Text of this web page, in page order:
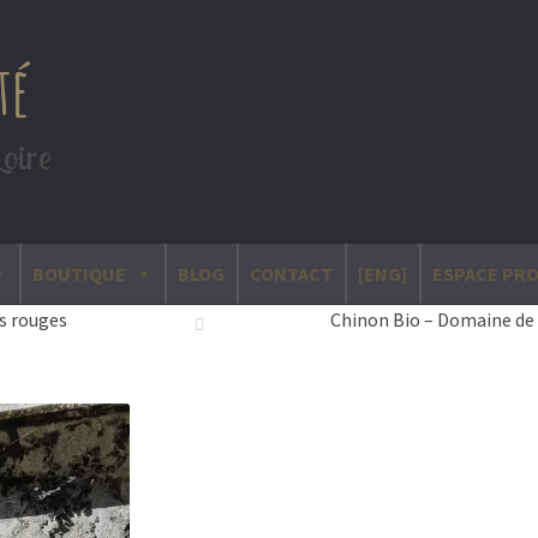
BOUTIQUE BLOG CONTACT [ENG] ESPACE PRO
rouges Chinon Bio – Domaine de